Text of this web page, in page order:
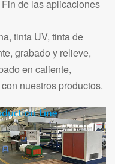
de las aplicaciones
tinta UV, tinta de
grabado y relieve,
en caliente,
nuestros productos.